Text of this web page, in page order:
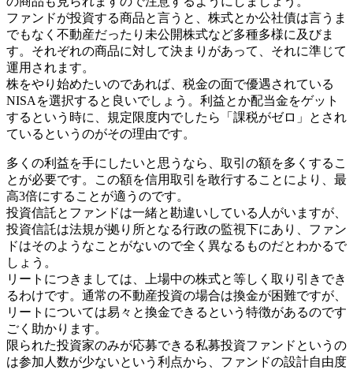
ファンドが投資する商品と言うと、株式とか公社債は言うま
でもなく不動産だったり未公開株式など多種多様に及びま
す。それぞれの商品に対して決まりがあって、それに準じて
運用されます。
株をやり始めたいのであれば、税金の面で優遇されている
NISAを選択すると良いでしょう。利益とか配当金をゲット
するという時に、規定限度内でしたら「課税がゼロ」とされ
ているというのがその理由です。
多くの利益を手にしたいと思うなら、取引の額を多くするこ
とが必要です。この額を信用取引を敢行することにより、最
高3倍にすることが適うのです。
投資信託とファンドは一緒と勘違いしている人がいますが、
投資信託は法規が拠り所となる行政の監視下にあり、ファン
ドはそのようなことがないので全く異なるものだとわかるで
しょう。
リートにつきましては、上場中の株式と等しく取り引きでき
るわけです。通常の不動産投資の場合は換金が困難ですが、
リートについては易々と換金できるという特徴があるのです
ごく助かります。
限られた投資家のみが応募できる私募投資ファンドというの
は参加人数が少ないという利点から、ファンドの設計自由度